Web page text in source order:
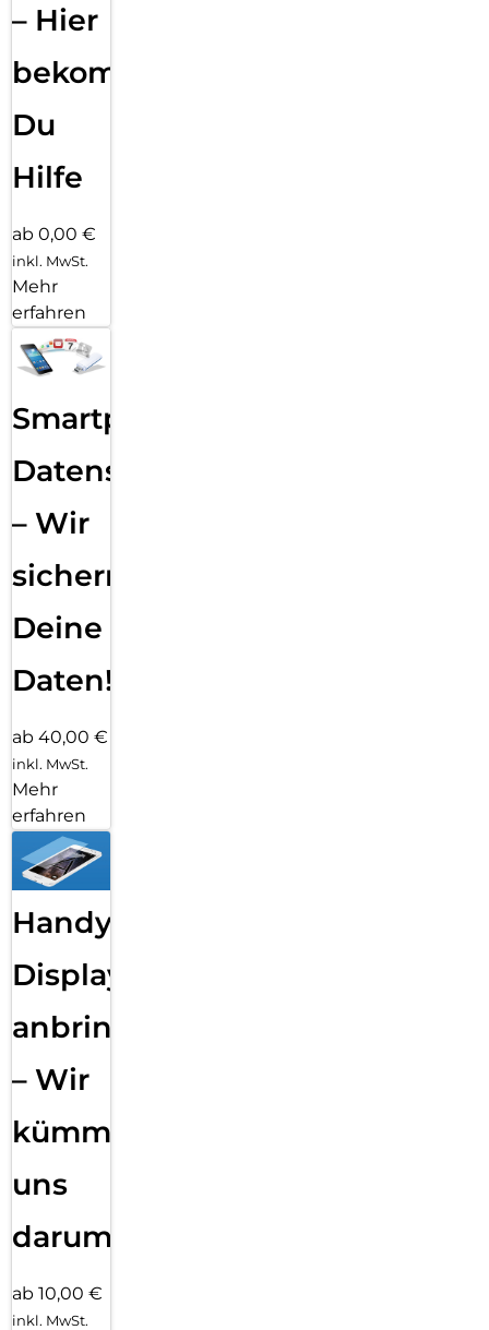
– Hier
bekommst
Du
Hilfe
ab 0,00 €
inkl. MwSt.
Mehr
erfahren
Smartphone
Datensicherung
– Wir
sichern
Deine
Daten!
ab 40,00 €
inkl. MwSt.
Mehr
erfahren
Handy
Displayfolie
anbringen
– Wir
kümmern
uns
darum!
ab 10,00 €
inkl. MwSt.